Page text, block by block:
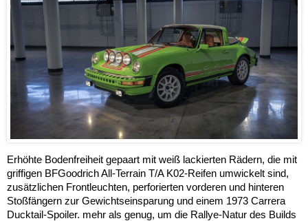
Erhöhte Bodenfreiheit gepaart mit weiß lackierten Rädern, die mit
griffigen BFGoodrich All-Terrain T/A K02-Reifen umwickelt sind,
zusätzlichen Frontleuchten, perforierten vorderen und hinteren
Stoßfängern zur Gewichtseinsparung und einem 1973 Carrera
Ducktail-Spoiler. mehr als genug, um die Rallye-Natur des Builds